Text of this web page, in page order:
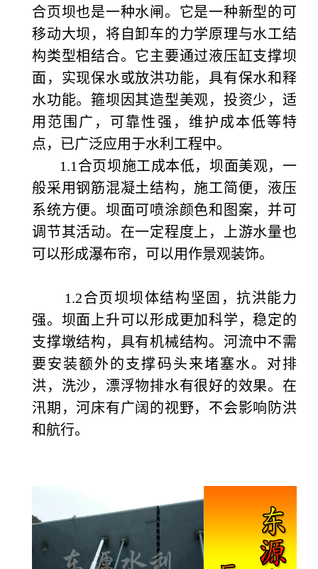
合页坝也是一种水闸。它是一种新型的可
移动大坝，将自卸车的力学原理与水工结
构类型相结合。它主要通过液压缸支撑坝
面，实现保水或放洪功能，具有保水和释
水功能。箍坝因其造型美观，投资少，适
用范围广，可靠性强，维护成本低等特
点，已广泛应用于水利工程中。
1.1合页坝施工成本低，坝面美观，一
般采用钢筋混凝土结构，施工简便，液压
系统方便。坝面可喷涂颜色和图案，并可
调节其活动。在一定程度上，上游水量也
可以形成瀑布帘，可以用作景观装饰。
1.2合页坝坝体结构坚固，抗洪能力
强。坝面上升可以形成更加科学，稳定的
支撑墩结构，具有机械结构。河流中不需
要安装额外的支撑码头来堵塞水。对排
洪，洗沙，漂浮物排水有很好的效果。在
汛期，河床有广阔的视野，不会影响防洪
和航行。